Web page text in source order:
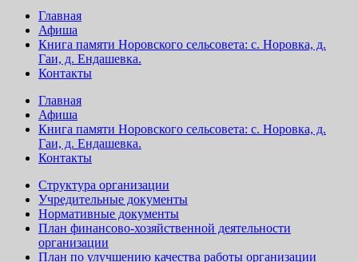
Главная
Афиша
Книга памяти Норовского сельсовета: с. Норовка, д.
Гаи, д. Ендашевка.
Контакты
Главная
Афиша
Книга памяти Норовского сельсовета: с. Норовка, д.
Гаи, д. Ендашевка.
Контакты
Структура организации
Учредительные документы
Нормативные документы
План финансово-хозяйственной деятельности
организации
План по улучшению качества работы организации